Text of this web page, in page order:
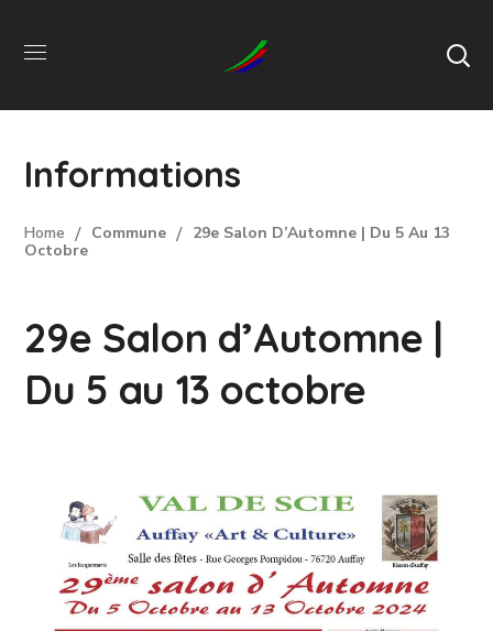
Informations
Home Commune
29e Salon D’Automne | Du 5 Au 13
Octobre
29e Salon d’Automne |
Du 5 au 13 octobre